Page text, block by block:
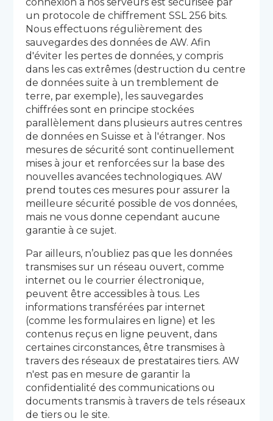
un protocole de chiffrement SSL 256 bits.
Nous effectuons régulièrement des
sauvegardes des données de AW. Afin
d'éviter les pertes de données, y compris
dans les cas extrêmes (destruction du centre
de données suite à un tremblement de
terre, par exemple), les sauvegardes
chiffrées sont en principe stockées
parallèlement dans plusieurs autres centres
de données en Suisse et à l'étranger. Nos
mesures de sécurité sont continuellement
mises à jour et renforcées sur la base des
nouvelles avancées technologiques. AW
prend toutes ces mesures pour assurer la
meilleure sécurité possible de vos données,
mais ne vous donne cependant aucune
garantie à ce sujet.
Par ailleurs, n’oubliez pas que les données
transmises sur un réseau ouvert, comme
internet ou le courrier électronique,
peuvent être accessibles à tous. Les
informations transférées par internet
(comme les formulaires en ligne) et les
contenus reçus en ligne peuvent, dans
certaines circonstances, être transmises à
travers des réseaux de prestataires tiers. AW
n'est pas en mesure de garantir la
confidentialité des communications ou
documents transmis à travers de tels réseaux
de tiers ou le site.